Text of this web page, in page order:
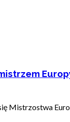
Mistrzostwa